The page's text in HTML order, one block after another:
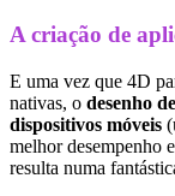
A criação de
E uma vez que 4D
nativas, o desenho
dispositivos móveis
melhor desempenho
resulta numa